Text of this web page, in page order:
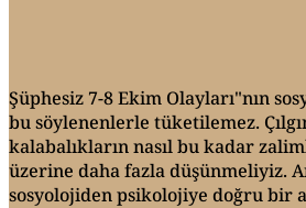
Şüphesiz 7-8 Ekim Olayları"nın
bu söylenenlerle tüketilemez.
kalabalıkların nasıl bu kadar
üzerine daha fazla düşünmeliyiz.
sosyolojiden psikolojiye doğru bir